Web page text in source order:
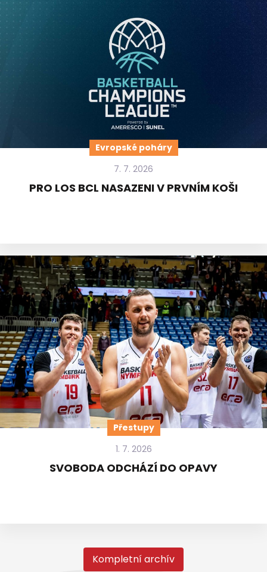
Evropské poháry
7. 7. 2026
PRO LOS BCL NASAZENI V PRVNÍM KOŠI
Přestupy
1. 7. 2026
SVOBODA ODCHÁZÍ DO OPAVY
Kompletní archív